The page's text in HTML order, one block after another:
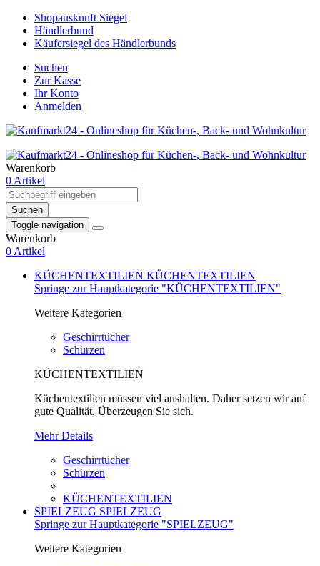
Shopauskunft Siegel
Händlerbund
Käufersiegel des Händlerbunds
Suchen
Zur Kasse
Ihr Konto
Anmelden
Warenkorb
0 Artikel
Suchen
Toggle navigation
Warenkorb
0 Artikel
KÜCHENTEXTILIEN KÜCHENTEXTILIEN
Springe zur Hauptkategorie "KÜCHENTEXTILIEN"
Weitere Kategorien
Geschirrtücher
Schürzen
KÜCHENTEXTILIEN
Küchentextilien müssen viel aushalten. Daher setzen wir auf
gute Qualität. Überzeugen Sie sich.
Mehr Details
Geschirrtücher
Schürzen
KÜCHENTEXTILIEN
SPIELZEUG SPIELZEUG
Springe zur Hauptkategorie "SPIELZEUG"
Weitere Kategorien